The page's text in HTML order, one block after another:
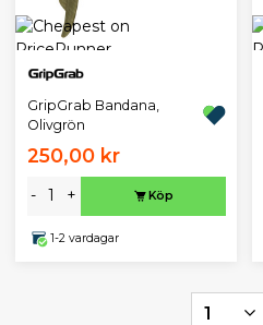
GripGrab Bandana,
Olivgrön
250,00 kr
- + Köp
1-2 vardagar
1